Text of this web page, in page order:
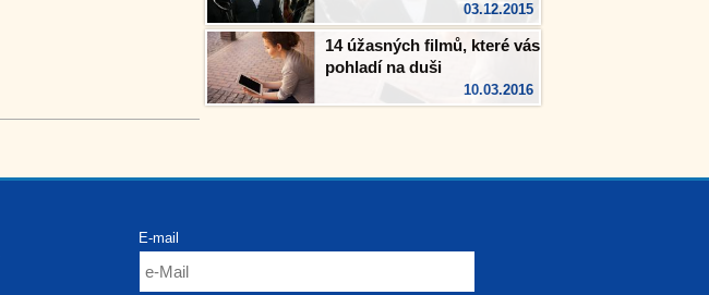
03.12.2015
14 úžasných filmů, které vás
pohladí na duši
10.03.2016
E-mail